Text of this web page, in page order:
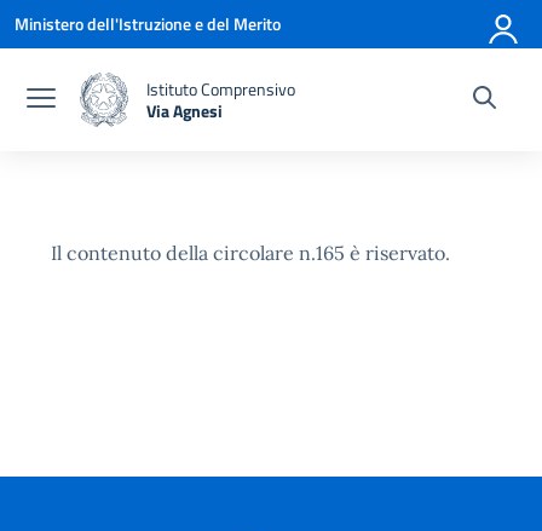
Vai ai contenuti
Vai al menu di navigazione
Vai al footer
Ministero dell'Istruzione e del Merito
Istituto Comprensivo
Via Agnesi
— Visita la pagina iniziale della scuola
Il contenuto della circolare n.165 è riservato.